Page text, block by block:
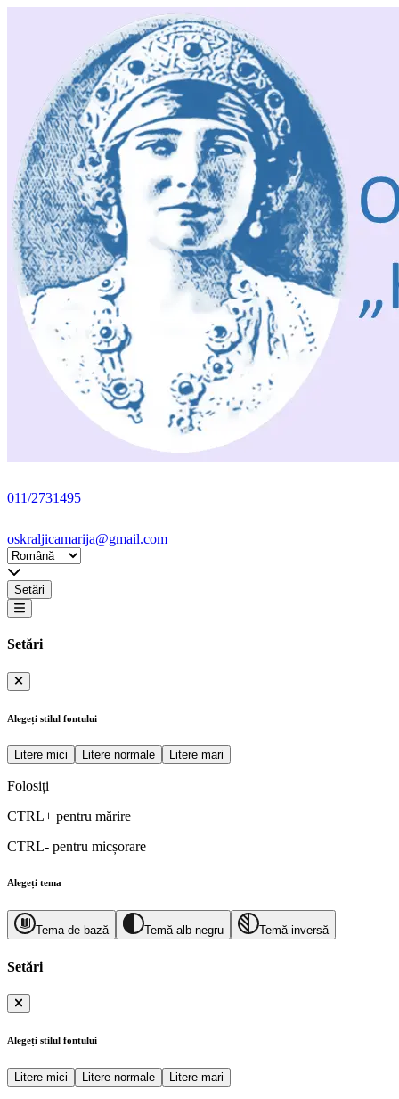
011/2731495
oskraljicamarija@gmail.com
Setări
Setări
Alegeți stilul fontului
Litere mici Litere normale Litere mari
Folosiți
CTRL+ pentru mărire
CTRL- pentru micșorare
Alegeți tema
Tema de bază Temă alb-negru Temă inversă
Setări
Alegeți stilul fontului
Litere mici Litere normale Litere mari